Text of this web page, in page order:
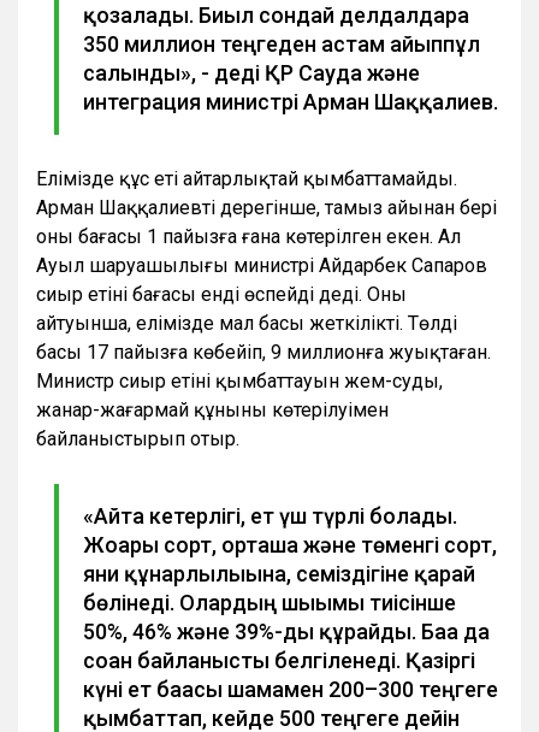
қозғалады. Биыл сондай делдалдарға
350 миллион теңгеден астам айыппұл
салынды», - деді ҚР Сауда және
интеграция министрі Арман Шаққалиев.
Елімізде құс еті айтарлықтай қымбаттамайды.
Арман Шаққалиевтің дерегінше, тамыз айынан бері
оның бағасы 1 пайызға ғана көтерілген екен. Ал
Ауыл шаруашылығы министрі Айдарбек Сапаров
сиыр етінің бағасы енді өспейді деді. Оның
айтуынша, елімізде мал басы жеткілікті. Төлдің
басы 17 пайызға көбейіп, 9 миллионға жуықтаған.
Министр сиыр етінің қымбаттауын жем-судың,
жанар-жағармай құнының көтерілуімен
байланыстырып отыр.
«Айта кетерлігі, ет үш түрлі болады.
Жоғары сорт, орташа және төменгі сорт,
яғни құнарлылығына, семіздігіне қарай
бөлінеді. Олардың шығымы тиісінше
50%, 46% және 39%-ды құрайды. Баға да
соған байланысты белгіленеді. Қазіргі
күні ет бағасы шамамен 200–300 теңгеге
қымбаттап, кейде 500 теңгеге дейін